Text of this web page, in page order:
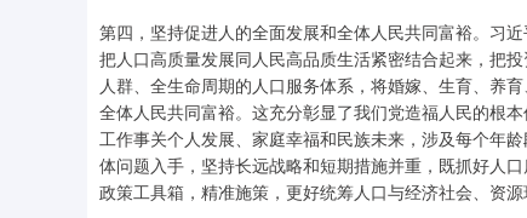
第四，坚持促进人的全面发展和全体人民共同富裕。习
把人口高质量发展同人民高品质生活紧密结合起来，把
人群、全生命周期的人口服务体系，将婚嫁、生育、养
全体人民共同富裕。这充分彰显了我们党造福人民的根
工作事关个人发展、家庭幸福和民族未来，涉及每个年
体问题入手，坚持长远战略和短期措施并重，既抓好人
政策工具箱，精准施策，更好统筹人口与经济社会、资